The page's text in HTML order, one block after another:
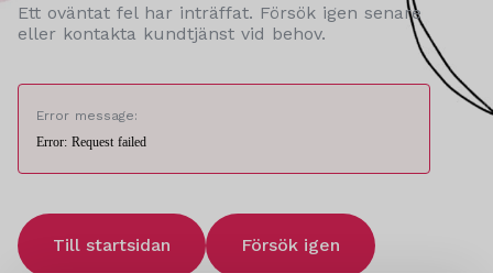
Ett oväntat fel har inträffat. Försök igen senare
eller kontakta kundtjänst vid behov.
Error message:
Error: Request failed
Till startsidan Försök igen